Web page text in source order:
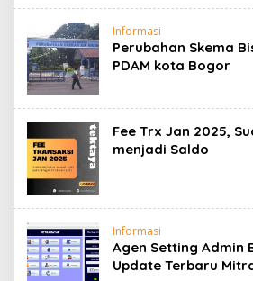
Informasi
Perubahan Skema
PDAM kota Bogor
Fee Trx Jan 2025,
menjadi Saldo
Informasi
Agen Setting Admin
Update Terbaru